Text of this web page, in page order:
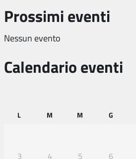
Prossimi eventi
Nessun evento
Calendario eventi
L M M G
3
4 5 6